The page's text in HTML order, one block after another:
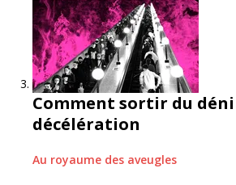
Comment sortir du déni
décélération
Au royaume des aveugles